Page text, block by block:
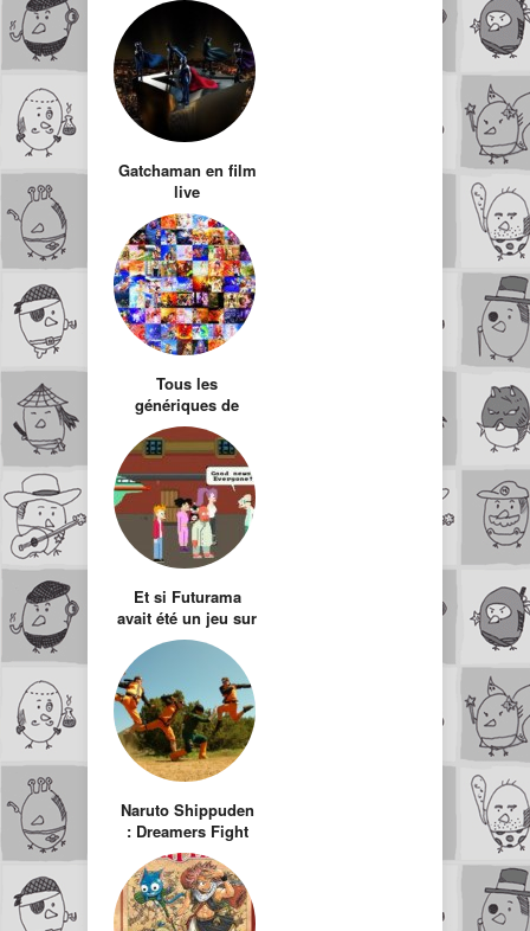
Gatchaman en film
live
Tous les
génériques de
dessins animés se
ressemblent
Et si Futurama
avait été un jeu sur
Nes ?
Naruto Shippuden
: Dreamers Fight